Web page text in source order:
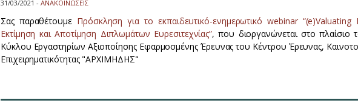
31/03/2021 - ΑΝΑΚΟΙΝΩΣΕΙΣ
Σας παραθέτουμε Πρόσκληση για το εκπαιδευτικό-ενημερωτικό webinar “(e)Valuating
Εκτίμηση και Αποτίμηση Διπλωμάτων Ευρεσιτεχνίας”, που διοργανώνεται στο πλαίσιο
Κύκλου Εργαστηρίων Αξιοποίησης Εφαρμοσμένης Έρευνας του Κέντρου Έρευνας,
Επιχειρηματικότητας "ΑΡΧΙΜΗΔΗΣ"